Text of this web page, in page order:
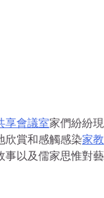
享會議室家們紛紛
欣賞和感觸感染家教
事以及儒家思惟對